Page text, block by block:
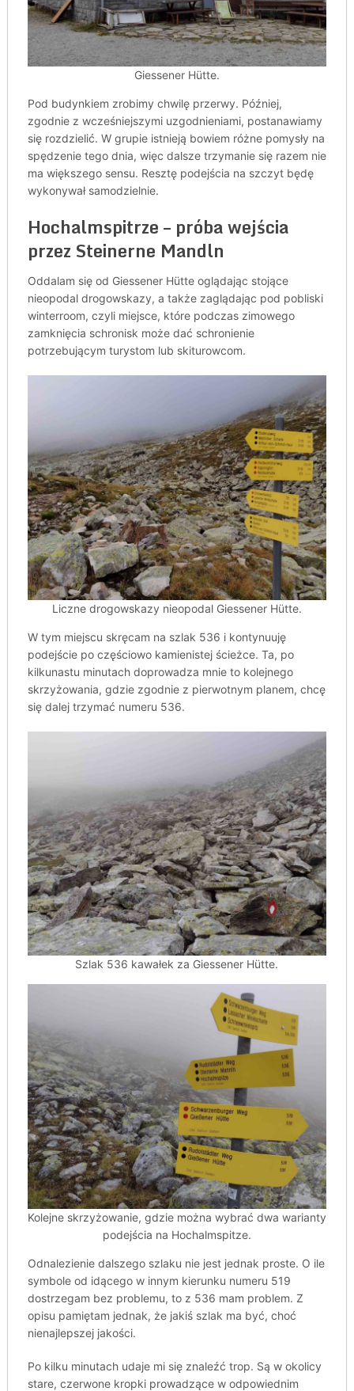
Giessener Hütte.
Pod budynkiem zrobimy chwilę przerwy. Później,
zgodnie z wcześniejszymi uzgodnieniami, postanawiamy
się rozdzielić. W grupie istnieją bowiem różne pomysły na
spędzenie tego dnia, więc dalsze trzymanie się razem nie
ma większego sensu. Resztę podejścia na szczyt będę
wykonywał samodzielnie.
Hochalmspitrze – próba wejścia
przez Steinerne Mandln
Oddalam się od Giessener Hütte oglądając stojące
nieopodal drogowskazy, a także zaglądając pod pobliski
winterroom, czyli miejsce, które podczas zimowego
zamknięcia schronisk może dać schronienie
potrzebującym turystom lub skiturowcom.
Liczne drogowskazy nieopodal Giessener Hütte.
W tym miejscu skręcam na szlak 536 i kontynuuję
podejście po częściowo kamienistej ścieżce. Ta, po
kilkunastu minutach doprowadza mnie to kolejnego
skrzyżowania, gdzie zgodnie z pierwotnym planem, chcę
się dalej trzymać numeru 536.
Szlak 536 kawałek za Giessener Hütte.
Kolejne skrzyżowanie, gdzie można wybrać dwa warianty
podejścia na Hochalmspitze.
Odnalezienie dalszego szlaku nie jest jednak proste. O ile
symbole od idącego w innym kierunku numeru 519
dostrzegam bez problemu, to z 536 mam problem. Z
opisu pamiętam jednak, że jakiś szlak ma być, choć
nienajlepszej jakości.
Po kilku minutach udaje mi się znaleźć trop. Są w okolicy
stare, czerwone kropki prowadzące w odpowiednim